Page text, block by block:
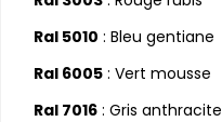
Ral 5010 : Bleu gentiane
Ral 6005 : Vert mousse
Ral 7016 : Gris anthracite